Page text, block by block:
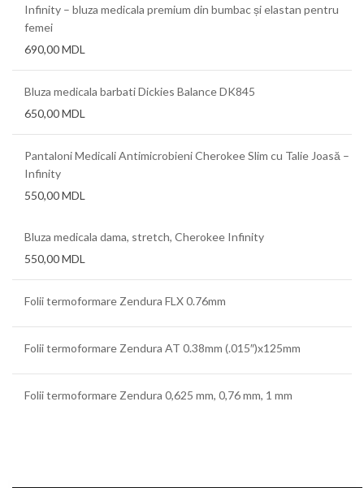
Infinity – bluza medicala premium din bumbac și elastan pentru
femei
690,00MDL
Bluza medicala barbati Dickies Balance DK845
650,00MDL
Pantaloni Medicali Antimicrobieni Cherokee Slim cu Talie Joasă –
Infinity
550,00MDL
Bluza medicala dama, stretch, Cherokee Infinity
550,00MDL
Folii termoformare Zendura FLX 0.76mm
Folii termoformare Zendura AT 0.38mm (.015″)x125mm
Folii termoformare Zendura 0,625 mm, 0,76 mm, 1 mm